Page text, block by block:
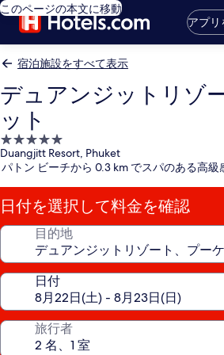
このページの本文に移動
アプリ
宿泊施設をすべて表示
デュアンジットリゾ
ット
5.0
つ
星
宿
泊
施
Duangjitt Resort, Phuket
パトン ビーチから 0.3 km でスパのある高級
日付を選択して料金を確認
目的地
日付
旅行者